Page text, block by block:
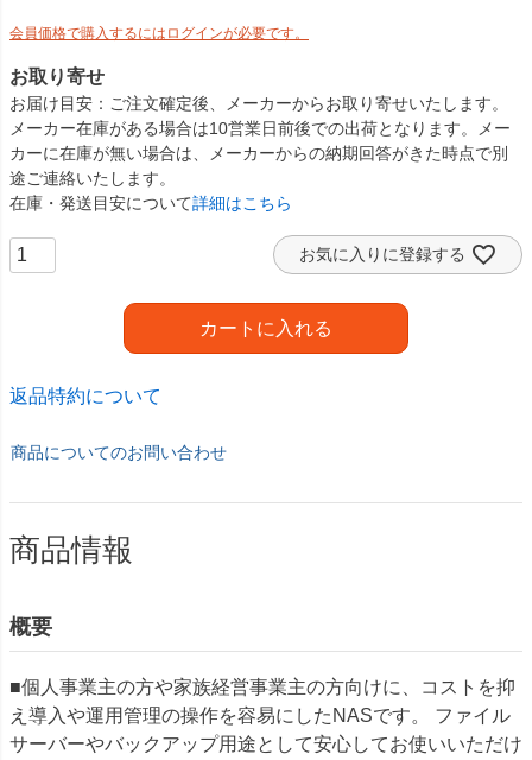
会員価格で購入するにはログインが必要です。
お取り寄せ
お届け目安
ご注文確定後、メーカーからお取り寄せいたします。
メーカー在庫がある場合は10営業日前後での出荷となります。メー
カーに在庫が無い場合は、メーカーからの納期回答がきた時点で別
途ご連絡いたします。
在庫・発送目安について詳細はこちら
お気に入りに登録する
カートに入れる
返品特約について
商品についてのお問い合わせ
商品情報
概要
■個人事業主の方や家族経営事業主の方向けに、コストを抑
え導入や運用管理の操作を容易にしたNASです。 ファイル
サーバーやバックアップ用途として安心してお使いいただけ